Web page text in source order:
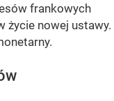
frankowych
życie nowej ustawy.